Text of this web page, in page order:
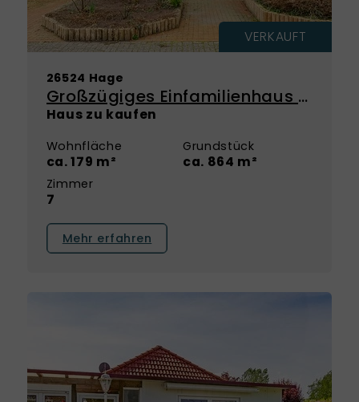
VERKAUFT
26524 Hage
Großzügiges Einfamilienhaus für die ganze Familie
Haus zu kaufen
Wohnfläche
ca. 179 m²
Grundstück
ca. 864 m²
Zimmer
7
Mehr erfahren